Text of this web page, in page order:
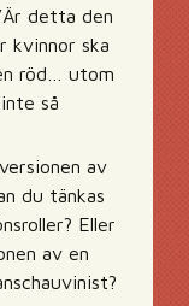
detta den
kvinnor ska
röd… utom
så
av
du tänkas
Eller
av en